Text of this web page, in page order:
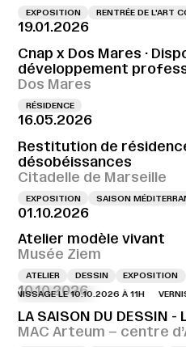
EXPOSITION RENTRÉE DE L'ART
19.01.2026
Cnap x Dos Mares ·
développement
Dos Mares
RÉSIDENCE
16.05.2026
Restitution de
désobéissances
Citadelle de Marseille
EXPOSITION SAISON
01.10.2026
Atelier modèle vivant
Musée Ziem
ATELIER DESSIN EXPOSITION
10.10.2026
LE 10.10.2026 À 11H
LA SAISON DU DESSIN
MAC Arteum – centre